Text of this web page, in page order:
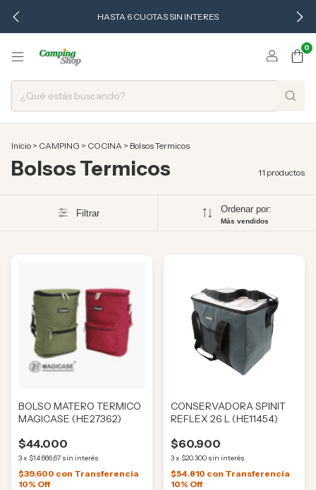
HASTA 6 CUOTAS SIN INTERES
0
Inicio > CAMPING > COCINA > Bolsos Termicos
Bolsos Termicos 11 productos
Filtrar Ordenar por:
Más vendidos
BOLSO MATERO TERMICO
MAGICASE (HE27362)
$44.000
3x $14.666,67 sin interés
$39.600 con Transferencia
10% Off
CONSERVADORA SPINIT
REFLEX 26 L (HE11454)
$60.900
3x $20.300 sin interés
$54.810 con Transferencia
10% Off